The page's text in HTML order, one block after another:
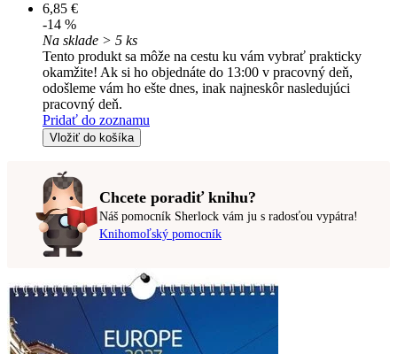
6,85 €
-14 %
Na sklade > 5 ks
Tento produkt sa môže na cestu ku vám vybrať prakticky
okamžite! Ak si ho objednáte do 13:00 v pracovný deň,
odošleme vám ho ešte dnes, inak najneskôr nasledujúci
pracovný deň.
Pridať do zoznamu
Vložiť do košíka
Chcete poradiť knihu?
Náš pomocník Sherlock vám ju s radosťou vypátra!
Knihomoľský pomocník